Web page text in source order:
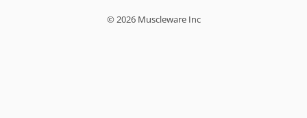
© 2026 Muscleware Inc